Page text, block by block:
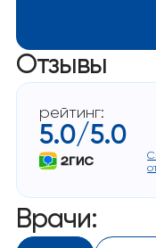
Отзывы
рейтинг:
5.0/5.0
Врачи: